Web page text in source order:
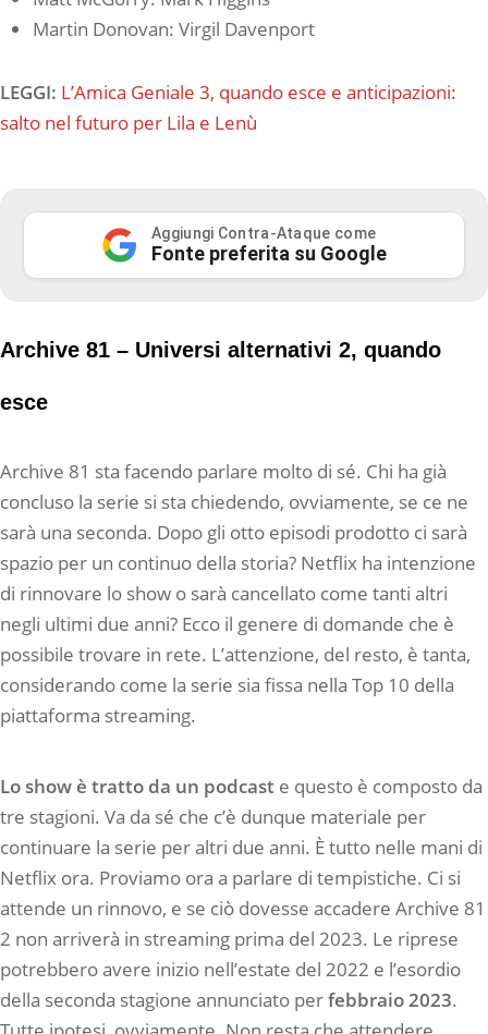
Martin Donovan: Virgil Davenport
LEGGI: L’Amica Geniale 3, quando esce e anticipazioni:
salto nel futuro per Lila e Lenù
Aggiungi Contra-Ataque come
Fonte preferita su Google
Archive 81 – Universi alternativi 2, quando
esce
Archive 81 sta facendo parlare molto di sé. Chi ha già
concluso la serie si sta chiedendo, ovviamente, se ce ne
sarà una seconda. Dopo gli otto episodi prodotto ci sarà
spazio per un continuo della storia? Netflix ha intenzione
di rinnovare lo show o sarà cancellato come tanti altri
negli ultimi due anni? Ecco il genere di domande che è
possibile trovare in rete. L’attenzione, del resto, è tanta,
considerando come la serie sia fissa nella Top 10 della
piattaforma streaming.
Lo show è tratto da un podcast e questo è composto da
tre stagioni. Va da sé che c’è dunque materiale per
continuare la serie per altri due anni. È tutto nelle mani di
Netflix ora. Proviamo ora a parlare di tempistiche. Ci si
attende un rinnovo, e se ciò dovesse accadere Archive 81
2 non arriverà in streaming prima del 2023. Le riprese
potrebbero avere inizio nell’estate del 2022 e l’esordio
della seconda stagione annunciato perfebbraio 2023.